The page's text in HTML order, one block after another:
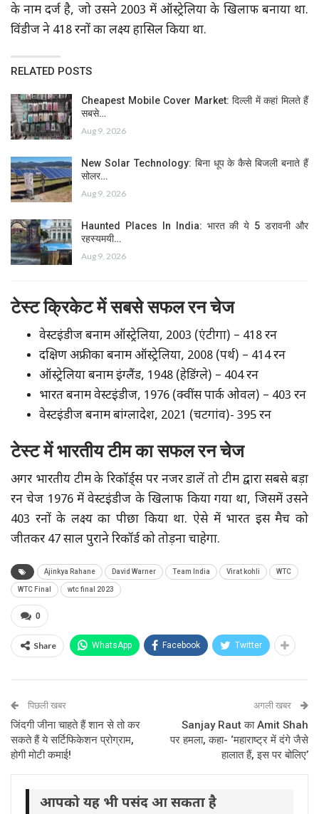
के नाम दर्ज है, जो उसने 2003 में ऑस्ट्रेलिया के खिलाफ बनाया था.
विंडीज ने 418 रनों का लक्ष्य हासिल किया था.
RELATED POSTS
Cheapest Mobile Cover Market: दिल्ली में कहां मिलते हैं
सबसे…
Aug 9, 2026
New Solar Technology: बिना धूप के कैसे बिजली बनाते हैं
सोलर…
Aug 9, 2026
Haunted Places In India: भारत की ये 5 डरावनी और
रहस्यमयी…
Aug 9, 2026
टेस्ट क्रिकेट में सबसे सफल रन चेज
वेस्टइंडीज बनाम ऑस्ट्रेलिया, 2003 (एंटीगा) – 418 रन
दक्षिण अफ्रीका बनाम ऑस्ट्रेलिया, 2008 (पर्थ) – 414 रन
ऑस्ट्रेलिया बनाम इंग्लैंड, 1948 (हेडिंग्ले) – 404 रन
भारत बनाम वेस्टइंडीज, 1976 (क्वींस पार्क ओवल) – 403 रन
वेस्टइंडीज बनाम बांग्लादेश, 2021 (चटगांव)- 395 रन
टेस्ट में भारतीय टीम का सफल रन चेज
अगर भारतीय टीम के रिकॉर्ड्स पर नजर डालें तो टीम द्वारा सबसे बड़ा
रन चेज 1976 में वेस्टइंडीज के खिलाफ किया गया था, जिसमें उसने
403 रनों के लक्ष्य का पीछा किया था. ऐसे में भारत इस मैच को
जीतकर 47 साल पुराने रिकॉर्ड को तोड़ना चाहेगा.
Ajinkya Rahane David Warner Team India Virat kohli WTC
WTC Final wtc final 2023
0
Share WhatsApp Facebook Twitter
पिछली खबर
जिंदगी जीना चाहते हैं शान से तो कर
सकते हैं ये सर्टिफिकेशन प्रोग्राम,
होगी मोटी कमाई!
अगली खबर
Sanjay Raut का Amit Shah
पर हमला, कहा- ‘महाराष्ट्र में दंगे जैसे
हालात हैं, इस पर बोलिए’
आपको यह भी पसंद आ सकता है